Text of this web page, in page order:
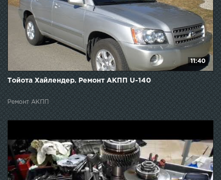
11:40
Тойота Хайлендер. Ремонт АКПП U-140
Ремонт АКПП